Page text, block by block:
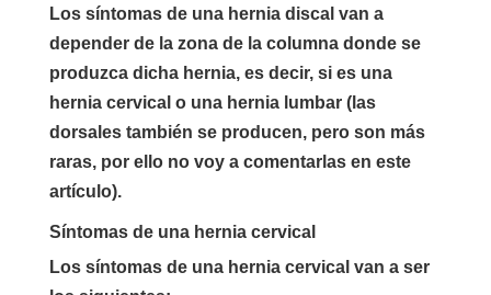
Los síntomas de una hernia discal van a
depender de la zona de la columna donde se
produzca dicha hernia, es decir, si es una
hernia cervical o una hernia lumbar (las
dorsales también se producen, pero son más
raras, por ello no voy a comentarlas en este
artículo).
Síntomas de una hernia cervical
Los síntomas de una hernia cervical van a ser